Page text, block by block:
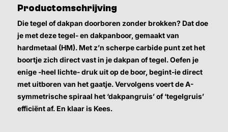
Productomschrijving
Die tegel of dakpan doorboren zonder brokken? Dat doe
je met deze tegel- en dakpanboor, gemaakt van
hardmetaal (HM). Met z’n scherpe carbide punt zet het
boortje zich direct vast in je dakpan of tegel. Oefen je
enige -heel lichte- druk uit op de boor, begint-ie direct
met uitboren van het gaatje. Vervolgens voert de A-
symmetrische spiraal het ‘dakpangruis’ of ‘tegelgruis’
efficiënt af. En klaar is Kees.